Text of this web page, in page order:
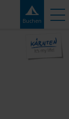
Buchen